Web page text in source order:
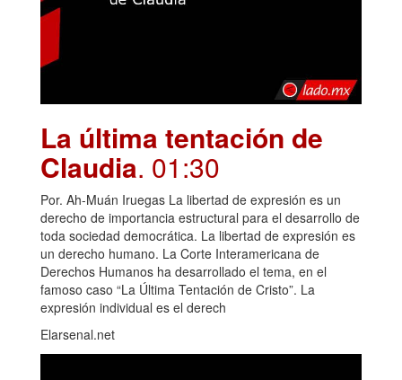
La última tentación de
Claudia. 01:30
Por. Ah-Muán Iruegas La libertad de expresión es un
derecho de importancia estructural para el desarrollo de
toda sociedad democrática. La libertad de expresión es
un derecho humano. La Corte Interamericana de
Derechos Humanos ha desarrollado el tema, en el
famoso caso “La Última Tentación de Cristo”. La
expresión individual es el derech
Elarsenal.net